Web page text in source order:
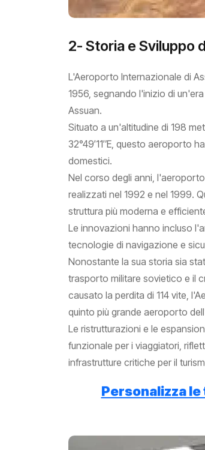
2- Storia e Sviluppo
L'Aeroporto Internazionale di
1956, segnando l'inizio di
Assuan.
Situato a un'altitudine di 198
32°49′11″E, questo aeroporto
domestici.
Nel corso degli anni,
realizzati nel 1992 e nel 1999.
struttura più moderna e
Le innovazioni hanno incluso
tecnologie di navigazione e
Nonostante la sua storia sia
trasporto militare sovietico e il
causato la perdita di 114 vite,
quinto più grande aeroporto
Le ristrutturazioni e le
funzionale per i viaggiatori,
infrastrutture critiche per il
Personalizza